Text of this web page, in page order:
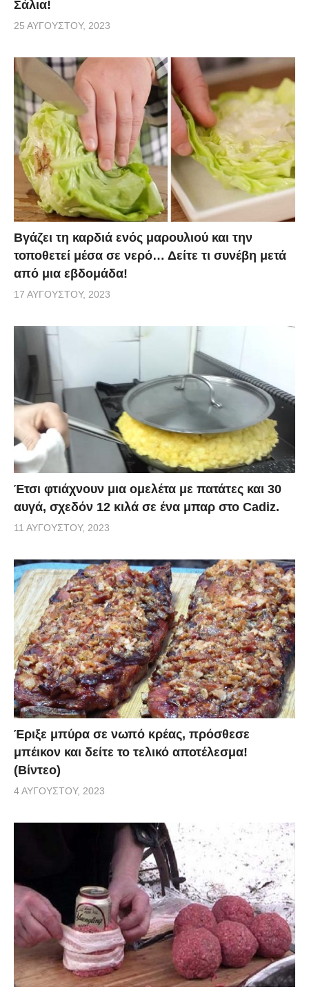
Σάλια!
25 ΑΥΓΟΎΣΤΟΥ, 2023
Βγάζει τη καρδιά ενός μαρουλιού και την
τοποθετεί μέσα σε νερό… Δείτε τι συνέβη μετά
από μια εβδομάδα!
17 ΑΥΓΟΎΣΤΟΥ, 2023
Έτσι φτιάχνουν μια ομελέτα με πατάτες και 30
αυγά, σχεδόν 12 κιλά σε ένα μπαρ στο Cadiz.
11 ΑΥΓΟΎΣΤΟΥ, 2023
Έριξε μπύρα σε νωπό κρέας, πρόσθεσε
μπέικον και δείτε το τελικό αποτέλεσμα!
(Βίντεο)
4 ΑΥΓΟΎΣΤΟΥ, 2023